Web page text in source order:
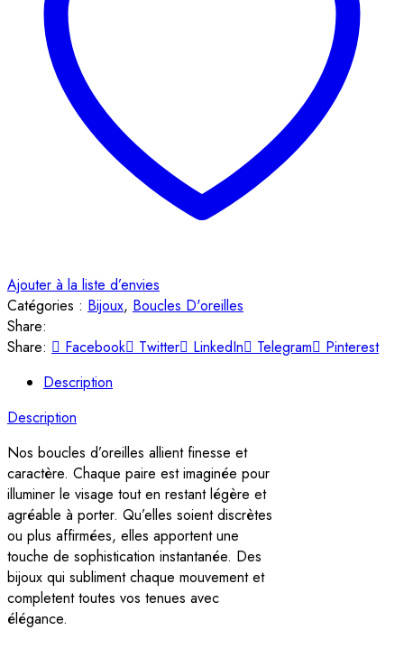
Ajouter à la liste d’envies
Catégories : Bijoux, Boucles D'oreilles
Share:
Share:
Facebook Twitter LinkedIn Telegram
Pinterest
Description
Description
Nos boucles d’oreilles allient finesse et
caractère. Chaque paire est imaginée pour
illuminer le visage tout en restant légère et
agréable à porter. Qu’elles soient discrètes
ou plus affirmées, elles apportent une
touche de sophistication instantanée. Des
bijoux qui subliment chaque mouvement et
completent toutes vos tenues avec
élégance.